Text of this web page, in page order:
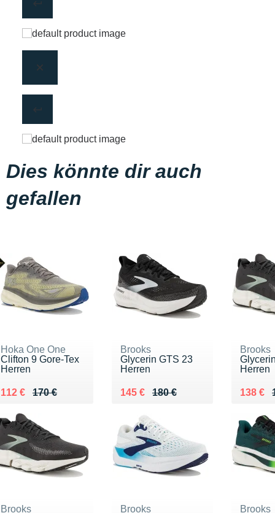
Dies könnte dir auch
gefallen
Hoka One One
Clifton 9 Gore-Tex
Herren
170 €
Au lieu de 170 €
112 €
Vendu 112 €
Brooks
Glycerin GTS 23
Herren
180 €
Au lieu de 180 €
145 €
Vendu 145 €
Brooks
Herren
Au lieu
138 €
Vendu
Brooks Brooks Brooks